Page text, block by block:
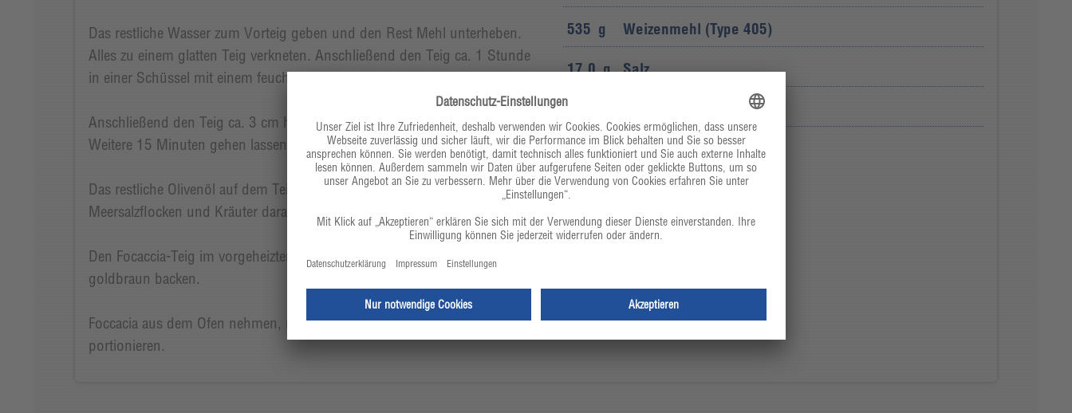
535 g Weizenmehl (Type 405)
17,0 g Salz
170
Das restliche Wasser zum Vorteig geben und den Rest Mehl unterheben.
Alles zu einem glatten Teig verkneten. Anschließend den Teig ca. 1 Stunde
in einer Schüssel mit einem feuchten Tuch abgedeckt gehen lassen.
Anschließend den Teig ca. 3 cm hoch in eine leicht geölte Form drücken.
Weitere 15 Minuten gehen lassen.
Das restliche Olivenöl auf dem Teig verteilen. Nach Belieben noch einige
Meersalzflocken und Kräuter darauf verteilen.
Den Focaccia-Teig im vorgeheizten Ofen ca. 15 Minuten bei 180 °C
goldbraun backen.
Foccacia aus dem Ofen nehmen, nach Belieben schneiden und
portionieren.